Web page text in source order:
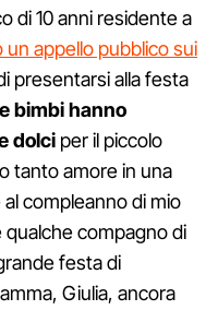
di 10 anni residente a
appello pubblico sui
presentarsi alla festa
bimbi hanno
dolci per il piccolo
tanto amore in una
compleanno di mio
compagno di
festa di
Giulia, ancora